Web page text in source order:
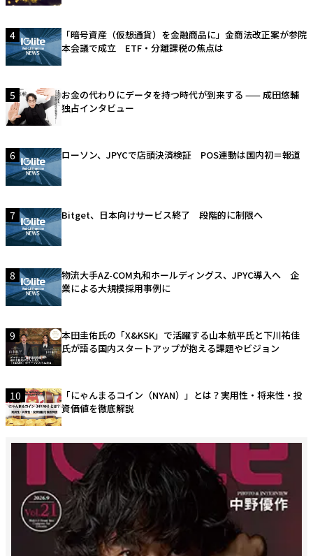
4
「暗号資産（仮想通貨）を金融商品に」金商法改正案が参院
本会議で成立 ETF・分離課税の焦点は
5
お金の代わりにデータを持つ時代が到来する —— 成田悠輔
独占インタビュー
6 ローソン、JPYCで店頭決済検証 POS連動は国内初＝報道
7 Bitget、日本向けサービス終了 段階的に制限へ
8
物流大手AZ-COM丸和ホールディングス、JPYC導入へ 企
業による大規模採用事例に
9
本田圭佑氏の「X&KSK」で活躍する山本航平氏と下川祐佳
氏が語る国内スタートアップが抱える課題やビジョン
10
「にゃんまるコイン（NYAN）」とは？実用性・将来性・投
資価値を徹底解説